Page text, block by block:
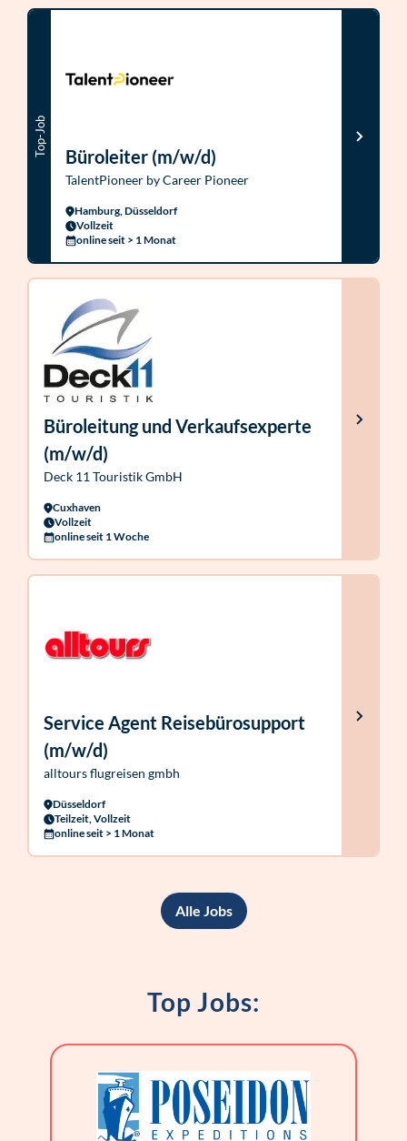
Top-Job Büroleiter (m/w/d)
TalentPioneer by Career Pioneer
Hamburg, Düsseldorf
Vollzeit
online seit > 1 Monat
Büroleitung und Verkaufsexperte
(m/w/d)
Deck 11 Touristik GmbH
Cuxhaven
Vollzeit
online seit 1 Woche
Service Agent Reisebürosupport
(m/w/d)
alltours flugreisen gmbh
Düsseldorf
Teilzeit, Vollzeit
online seit > 1 Monat
Alle Jobs
Top Jobs: